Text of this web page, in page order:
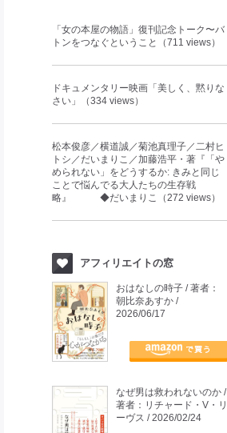
「女の本屋の物語」復刊記念トーク〜バ
トンをつなぐということ（711 views）
ドキュメンタリー映画「美しく、黙りな
さい」（334 views）
松本俊彦／横道誠／菊池真理子／二村ヒ
トシ／だいまりこ／加藤浩平・著『「や
められない」をどうするか: きみと同じ
ことで悩んでる大人たちの生存戦
略』 ◆だいまりこ（272 views）
アフィリエイトの窓
おはなしの時子 / 著者：
朝比奈あすか /
2026/06/17
なぜ男は救われないのか /
著者：リチャード・V・リ
ーヴス / 2026/02/24